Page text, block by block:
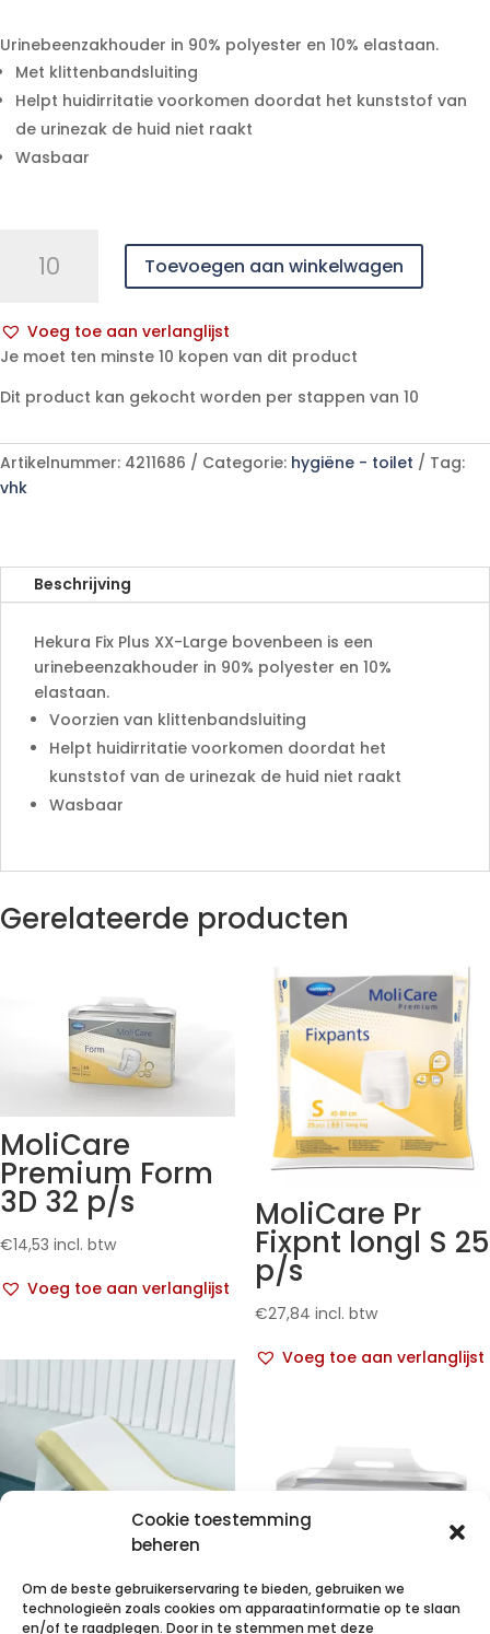
Cookie toestemming
beheren
Om de beste gebruikerservaring te bieden, gebruiken we
technologieën zoals cookies om apparaatinformatie op te slaan
en/of te raadplegen. Door in te stemmen met deze
Urinebeenzakhouder in 90% polyester en 10% elastaan.
Met klittenbandsluiting
Helpt huidirritatie voorkomen doordat het kunststof van
de urinezak de huid niet raakt
Wasbaar
large
bovenbeen
aantal
Toevoegen aan winkelwagen
Voeg toe aan verlanglijst
A
t
r
n
e
Je moet ten minste 10 kopen van dit product
Dit product kan gekocht worden per stappen van 10
Artikelnummer: 4211686 Categorie: hygiëne - toilet
Tag:
vhk
Beschrijving
Hekura Fix Plus XX-Large bovenbeen is een
urinebeenzakhouder in 90% polyester en 10%
elastaan.
Voorzien van klittenbandsluiting
Helpt huidirritatie voorkomen doordat het
kunststof van de urinezak de huid niet raakt
Wasbaar
Gerelateerde producten
MoliCare
Premium Form
3D 32 p/s
€14,53 incl. btw
Voeg toe aan verlanglijst
MoliCare Pr
Fixpnt longl S 25
p/s
€27,84 incl. btw
Voeg toe aan verlanglijst
VALAROLL niet